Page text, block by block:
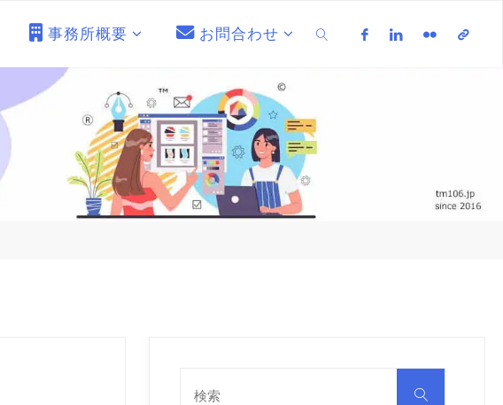
事務所概要 お問合わせ
検